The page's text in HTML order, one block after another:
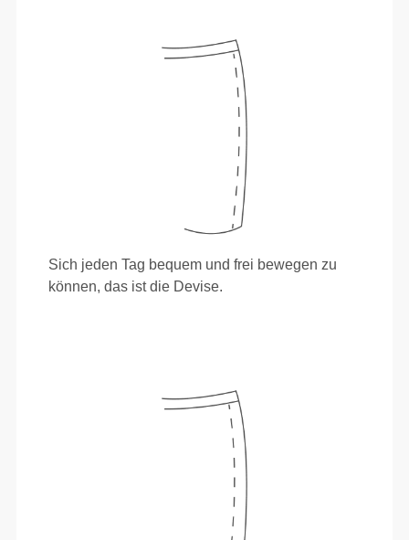
Sich jeden Tag bequem und frei bewegen zu
können, das ist die Devise.